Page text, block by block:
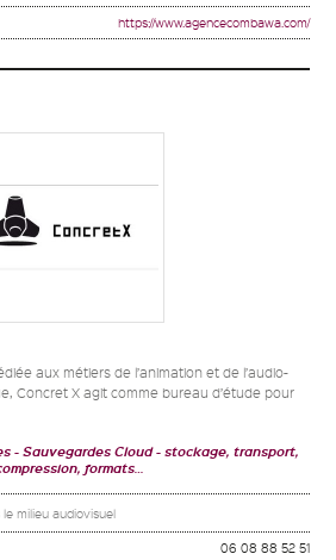
https://www.agencecombawa.com/
aux métiers de l’animation et de l’audio-
Concret X agit comme bureau d’étude pour
Sauvegardes Cloud
stockage, transport,
formats…
milieu audiovisuel
06 08 88 52 51